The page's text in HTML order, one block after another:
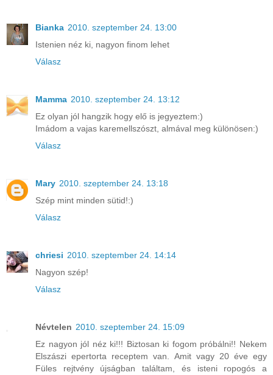
Bianka 2010. szeptember 24. 13:00
Istenien néz ki, nagyon finom lehet
Válasz
Mamma 2010. szeptember 24. 13:12
Ez olyan jól hangzik hogy elő is jegyeztem:)
Imádom a vajas karemellszószt, almával meg különösen:)
Válasz
Mary 2010. szeptember 24. 13:18
Szép mint minden sütid!:)
Válasz
chriesi 2010. szeptember 24. 14:14
Nagyon szép!
Válasz
Névtelen 2010. szeptember 24. 15:09
Ez nagyon jól néz ki!!! Biztosan ki fogom próbálni!! Nekem
Elszászi epertorta receptem van. Amit vagy 20 éve egy
Füles rejtvény újságban találtam, és isteni ropogós a